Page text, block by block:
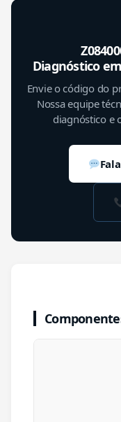
Diagnóstico
Envie o código do
Nossa equipe
diagnóstico e